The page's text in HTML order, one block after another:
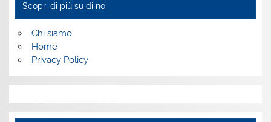
Scopri di più su di noi
Chi siamo
Home
Privacy Policy